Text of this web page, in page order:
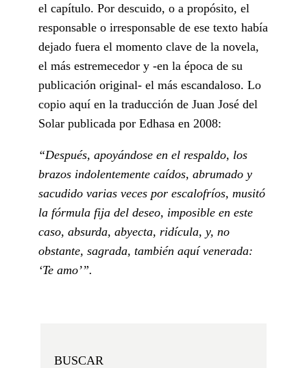
el capítulo. Por descuido, o a propósito, el
responsable o irresponsable de ese texto había
dejado fuera el momento clave de la novela,
el más estremecedor y -en la época de su
publicación original- el más escandaloso. Lo
copio aquí en la traducción de Juan José del
Solar publicada por Edhasa en 2008:
“Después, apoyándose en el respaldo, los
brazos indolentemente caídos, abrumado y
sacudido varias veces por escalofríos, musitó
la fórmula fija del deseo, imposible en este
caso, absurda, abyecta, ridícula, y, no
obstante, sagrada, también aquí venerada:
‘Te amo’”.
BUSCAR